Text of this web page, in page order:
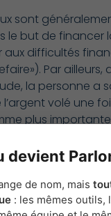
sont
le but de financer
aux difficultés
Par
la personne a
l’argent volé une
plus importante.
emprunt que
devient
de nom, mais
: les mêmes outils,